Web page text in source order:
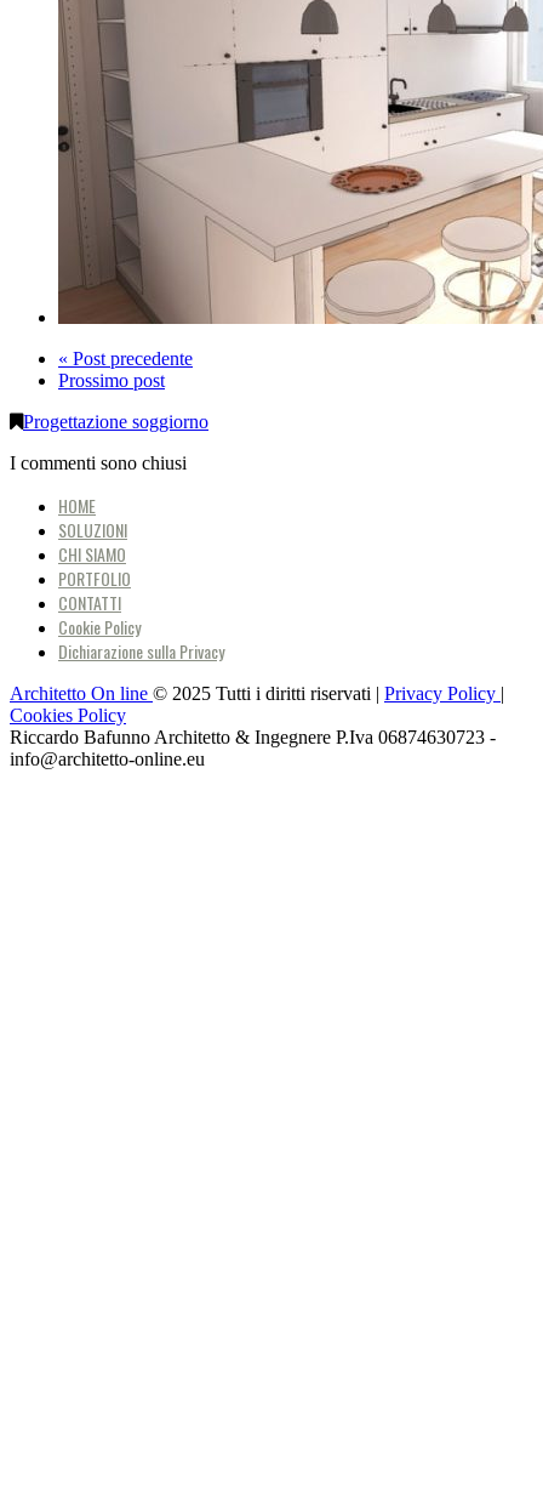
« Post precedente
Prossimo post
Progettazione soggiorno
I commenti sono chiusi
HOME
SOLUZIONI
CHI SIAMO
PORTFOLIO
CONTATTI
Cookie Policy
Dichiarazione sulla Privacy
Architetto On line © 2025 Tutti i diritti riservati | Privacy Policy |
Cookies Policy
Riccardo Bafunno Architetto & Ingegnere P.Iva 06874630723 -
info@architetto-online.eu